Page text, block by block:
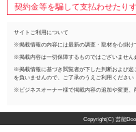
契約金等を騙して支払わせたり
サイトご利用について
※掲載情報の内容には最新の調査・取材を心掛
※掲載内容は一切保障するものではございませ
※掲載情報に基づき閲覧者が下した判断および
を負いませんので、ご了承のうえご利用ください
※ビジネスオーナー様で掲載内容の追加や変更
Copyright(C) 芸能